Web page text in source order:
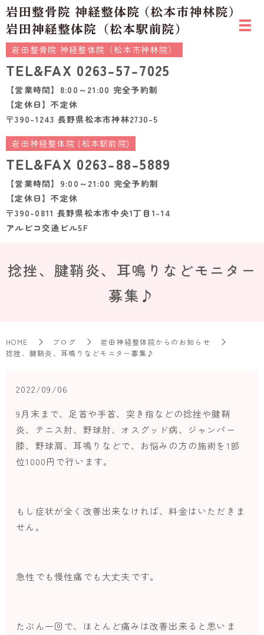
岩田整骨院 神経整体院（松本市神林院）
TEL&FAX 0263-57-7025
【営業時間】8:00～21:00 完全予約制
【定休日】不定休
〒390-1243 長野県松本市神林2730-5
岩田神経整体院 (松本駅前院)
TEL&FAX 0263-88-5889
【営業時間】9:00～21:00 完全予約制
【定休日】不定休
〒390-0811 長野県松本市中央1丁目1-14
アルピコ交通ビル5F
捻挫、腱鞘炎、耳鳴りなどモニター
募集♪
HOME ブログ
岩田神経整体院からのお知らせ
捻挫、腱鞘炎、耳鳴りなどモニター募集♪
2022/09/06
9月末まで、足首や手首、突き指などの捻挫や腱鞘
炎、テニス肘、野球肘、オスグッド病、ジャンパー
膝、野球肩、耳鳴りなどで、お悩みの方の施術を1部
位1000円で行います。
もし症状が全く改善出来なければ、料金はいただきま
せん。
急性でも慢性痛でも大丈夫です。
たぶん一回で、ほとんど痛みは改善出来ると思いま